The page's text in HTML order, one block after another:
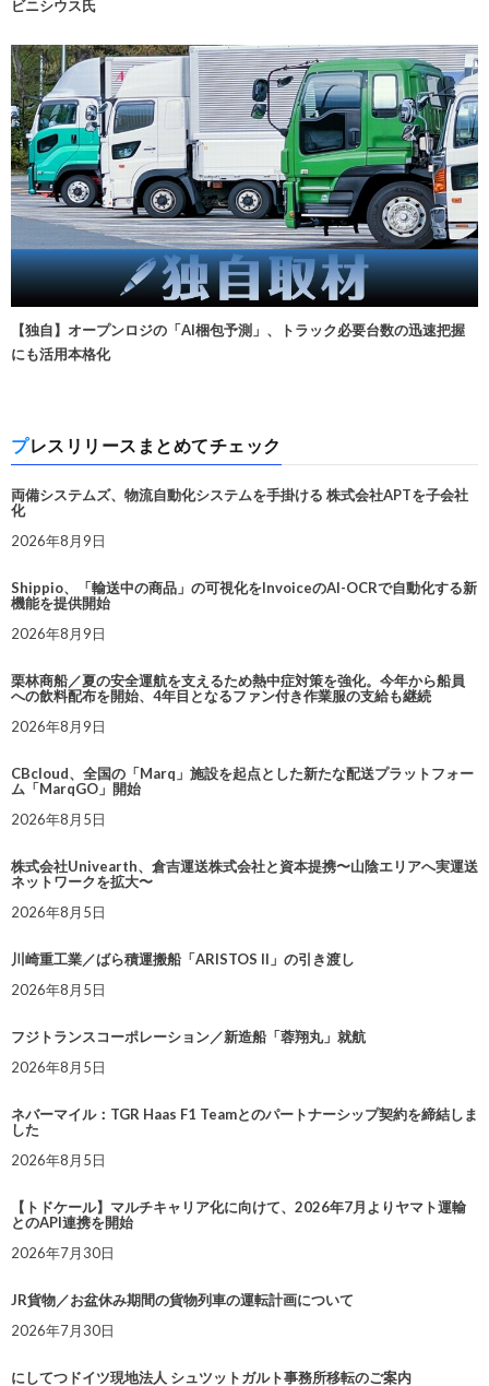
ビニシウス氏
【独自】オープンロジの「AI梱包予測」、トラック必要台数の迅速把握
にも活用本格化
プレスリリースまとめてチェック
両備システムズ、物流自動化システムを手掛ける 株式会社APTを子会社
化
2026年8月9日
Shippio、「輸送中の商品」の可視化をInvoiceのAI-OCRで自動化する新
機能を提供開始
2026年8月9日
栗林商船／夏の安全運航を支えるため熱中症対策を強化。今年から船員
への飲料配布を開始、4年目となるファン付き作業服の支給も継続
2026年8月9日
CBcloud、全国の「Marq」施設を起点とした新たな配送プラットフォー
ム「MarqGO」開始
2026年8月5日
株式会社Univearth、倉吉運送株式会社と資本提携〜山陰エリアへ実運送
ネットワークを拡大〜
2026年8月5日
川崎重工業／ばら積運搬船「ARISTOS II」の引き渡し
2026年8月5日
フジトランスコーポレーション／新造船「蓉翔丸」就航
2026年8月5日
ネバーマイル：TGR Haas F1 Teamとのパートナーシップ契約を締結しま
した
2026年8月5日
【トドケール】マルチキャリア化に向けて、2026年7月よりヤマト運輸
とのAPI連携を開始
2026年7月30日
JR貨物／お盆休み期間の貨物列車の運転計画について
2026年7月30日
にしてつドイツ現地法人 シュツットガルト事務所移転のご案内